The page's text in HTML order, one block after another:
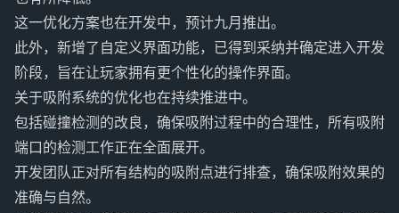
这一优化方案也在开发中，预计九月推出。
此外，新增了自定义界面功能，已得到采纳并确定进入开发
阶段，旨在让玩家拥有更个性化的操作界面。
关于吸附系统的优化也在持续推进中。
包括碰撞检测的改良，确保吸附过程中的合理性，所有吸附
端口的检测工作正在全面展开。
开发团队正对所有结构的吸附点进行排查，确保吸附效果的
准确与自然。